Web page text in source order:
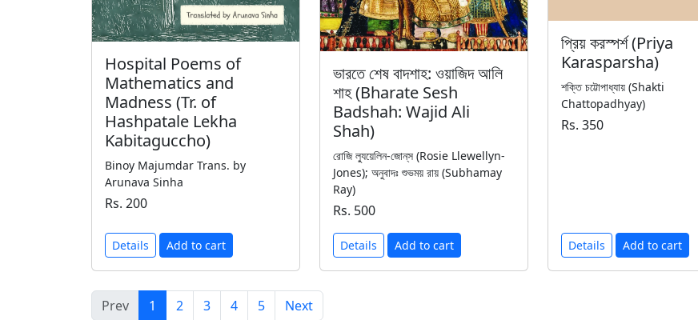
Hospital Poems of
Mathematics and
Madness (Tr. of
Hashpatale Lekha
Kabitaguccho)
Binoy Majumdar Trans. by
Arunava Sinha
Rs. 200
Details Add to cart
ভারতে শেষ বাদশাহ: ওয়াজিদ আলি
শাহ (Bharate Sesh
Badshah: Wajid Ali
Shah)
রোজি ল্যুয়েলিন-জোন্‌স (Rosie Llewellyn-
Jones); অনুবাদঃ শুভময় রায় (Subhamay
Ray)
Rs. 500
Details Add to cart
প্রিয় করস্পর্শ (Priya
Karasparsha)
শক্তি চট্টোপাধ্যায় (Shakti
Chattopadhyay)
Rs. 350
Details Add to cart
Prev 1 2 3 4 5 Next